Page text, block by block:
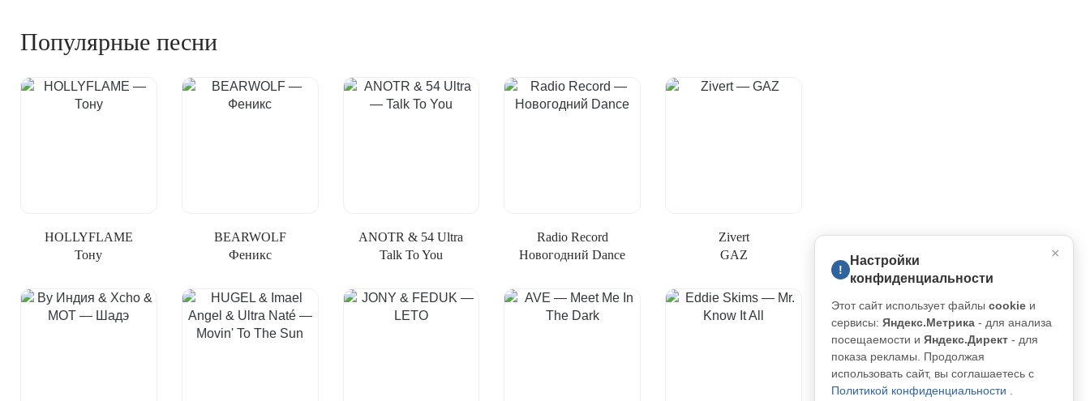
Популярные песни
HOLLYFLAME
Тону
BEARWOLF
Феникс
ANOTR & 54 Ultra
Talk To You
Radio Record
Новогодний Dance
Zivert
GAZ
×
!
Настройки
конфиденциальности
Этот сайт использует файлы cookie и
сервисы: Яндекс.Метрика - для анализа
посещаемости и Яндекс.Директ - для
показа рекламы. Продолжая
использовать сайт, вы соглашаетесь с
Политикой конфиденциальности